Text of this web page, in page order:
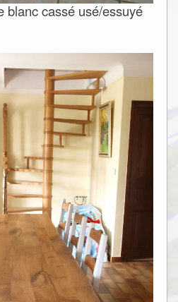
blanc cassé usé/essuyé